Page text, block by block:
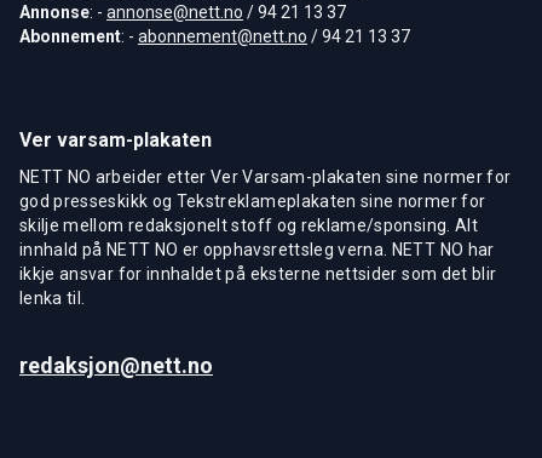
Annonse: - annonse@nett.no / 94 21 13 37
Abonnement: - abonnement@nett.no / 94 21 13 37
Ver varsam-plakaten
NETT NO arbeider etter Ver Varsam-plakaten sine normer for
god presseskikk og Tekstreklameplakaten sine normer for
skilje mellom redaksjonelt stoff og reklame/sponsing. Alt
innhald på NETT NO er opphavsrettsleg verna. NETT NO har
ikkje ansvar for innhaldet på eksterne nettsider som det blir
lenka til.
redaksjon@nett.no